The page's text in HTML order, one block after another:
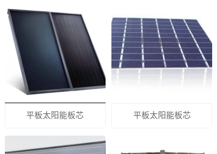
平板太阳能板芯 平板太阳能板芯